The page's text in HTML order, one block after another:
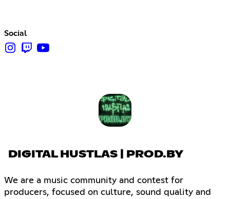
Social
DIGITAL HUSTLAS | PROD.BY
We are a music community and contest for
producers, focused on culture, sound quality and